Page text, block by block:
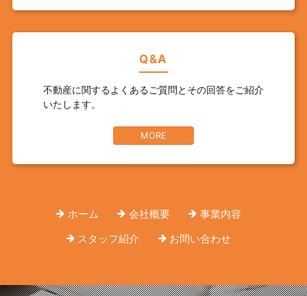
Q&A
不動産に関するよくあるご質問とその回答をご紹介
いたします。
MORE
ホーム 会社概要
事業内容
スタッフ紹介
お問い合わせ